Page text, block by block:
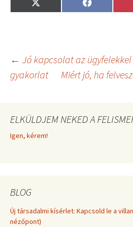
Share
on
X
(
e
r
)
Share
on
F
a
o
k
Bejegyzés
← Jó kapcsolat az
gyakorlat
Miért jó, ha
ELKÜLDJEM NEKED A
Igen, kérem!
BLOG
Új társadalmi kísérlet: Kapcsold le a
nézőpont)